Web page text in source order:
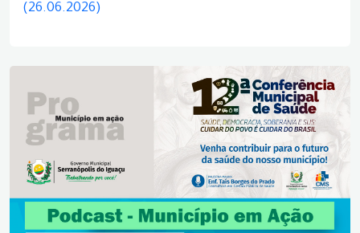
(26.06.2026)